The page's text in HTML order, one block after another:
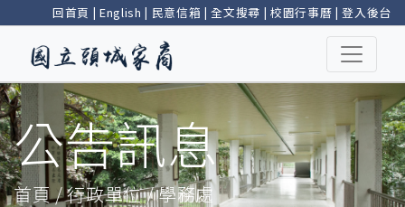
回首頁 | English | 民意信箱 |全文搜尋 | 校園行事曆 |登入後台
公告訊息
首頁 / 行政單位 / 學務處